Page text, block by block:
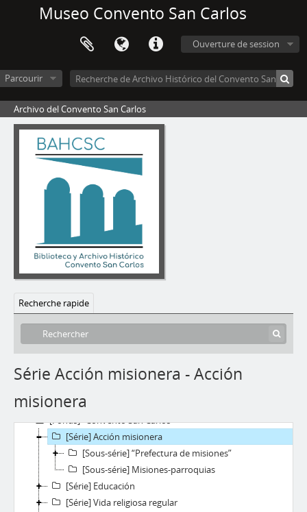
Museo Convento San Carlos
Ouverture de session
Parcourir
Archivo del Convento San Carlos
Recherche rapide
Série Acción misionera - Acción
misionera
[Fonds] “Convento San Carlos”
[Série] Acción misionera
[Sous-série] “Prefectura de misiones”
[Sous-série] Misiones-parroquias
[Série] Educación
[Série] Vida religiosa regular